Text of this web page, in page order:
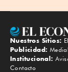
Nuestros Sitios:
Publicidad:
Institucional:
Contacto